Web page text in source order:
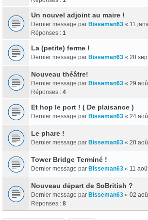
Un nouvel adjoint au maire !
Dernier message par Bisseman63 « 11
Réponses : 1
La (petite) ferme !
Dernier message par Bisseman63 « 20
Nouveau théâtre!
Dernier message par Bisseman63 « 29
Réponses : 4
Et hop le port ! ( De plaisance )
Dernier message par Bisseman63 « 24
Le phare !
Dernier message par Bisseman63 « 20
Tower Bridge Terminé !
Dernier message par Bisseman63 « 11
Nouveau départ de SoBritish ?
Dernier message par Bisseman63 « 02
Réponses : 8